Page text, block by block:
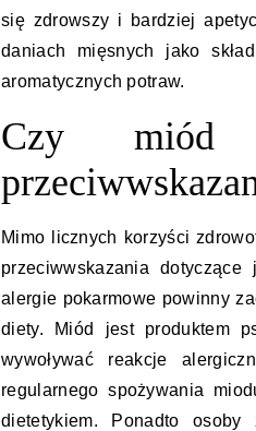
się zdrowszy i bardziej
daniach mięsnych jako
aromatycznych potraw.
Czy miód
Mimo licznych korzyści
przeciwwskazania
alergie pokarmowe powinny
diety. Miód jest produktem
wywoływać reakcje
regularnego spożywania
dietetykiem. Ponadto